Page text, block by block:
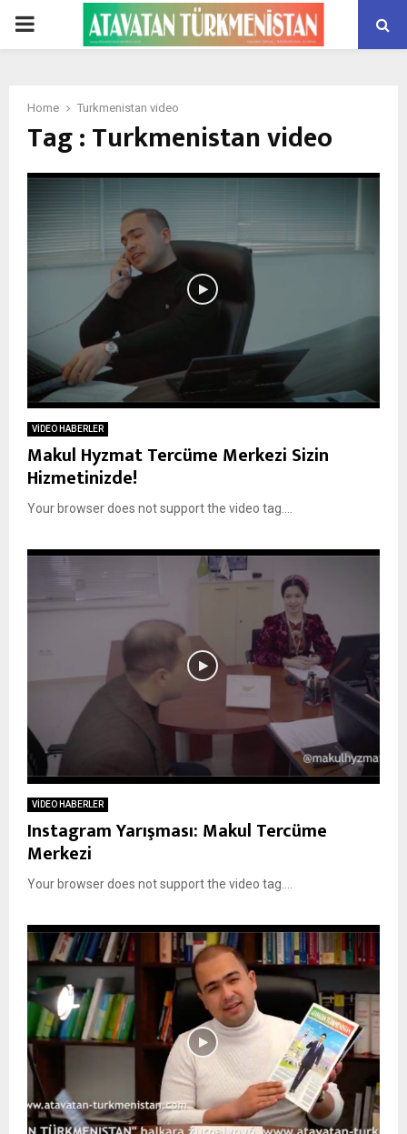
PRIMARY
Home Turkmenistan video
Tag : Turkmenistan video
VİDEO HABERLER
Makul Hyzmat Tercüme Merkezi Sizin
Hizmetinizde!
Your browser does not support the video tag....
VİDEO HABERLER
Instagram Yarışması: Makul Tercüme
Merkezi
Your browser does not support the video tag....